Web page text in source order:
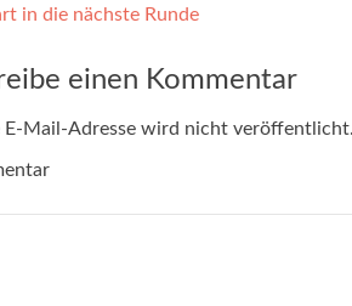
in die nächste Runde
einen Kommentar
E-Mail-Adresse wird nicht veröffentlicht.